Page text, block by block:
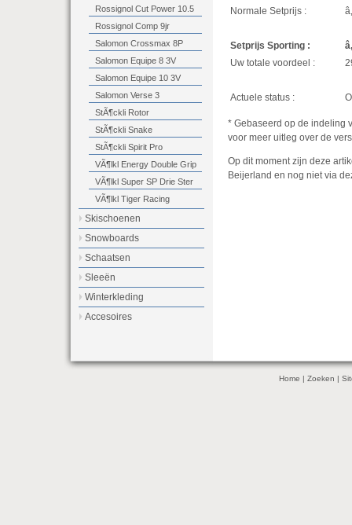
Normale Setprijs :
Setprijs Sporting :
Uw totale voordeel :
Actuele status :
* Gebaseerd op de indeling
voor meer uitleg over de
Op dit moment zijn deze
Beijerland en nog niet via
Rossignol Cut Power 10.5
Rossignol Comp 9jr
Salomon Crossmax 8P
Salomon Equipe 8 3V
Salomon Equipe 10 3V
Salomon Verse 3
StÃ¶ckli Rotor
StÃ¶ckli Snake
StÃ¶ckli Spirit Pro
VÃ¶lkl Energy Double Grip
VÃ¶lkl Super SP Drie Ster
VÃ¶lkl Tiger Racing
Skischoenen
Snowboards
Schaatsen
Sleeën
Winterkleding
Accesoires
Home | Zoeken |